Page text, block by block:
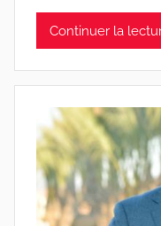
Continuer la